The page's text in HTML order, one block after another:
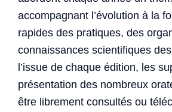
accompagnant l’évolution à la
rapides des pratiques, des
connaissances scientifiques
l’issue de chaque édition, les
présentation des nombreux
être librement consultés ou